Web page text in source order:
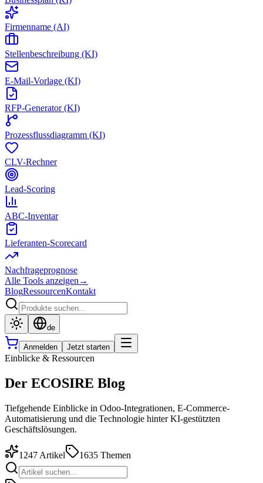
Firmenname (AI)
Stellenbeschreibung (KI)
E-Mail-Vorlage (KI)
RFP-Generator (KI)
Prozessflussdiagramm (KI)
CLV-Rechner
Lead-Scoring
ABC-Inventar
Lieferanten-Scorecard
Nachfrageprognose
Alle Tools anzeigen →
BlogRessourcenKontakt
de
Anmelden Jetzt starten
Einblicke & Ressourcen
Der ECOSIRE Blog
Tiefgehende Einblicke in Odoo-Integrationen, E-Commerce-
Automatisierung und die Technologie hinter KI-gestützten
Geschäftslösungen.
1247 Artikel 1635 Themen